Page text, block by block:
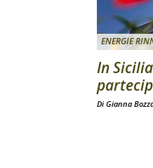
ENERGIE
In
Di Gianna